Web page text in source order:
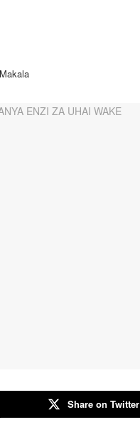
Makala
Share on Twitter